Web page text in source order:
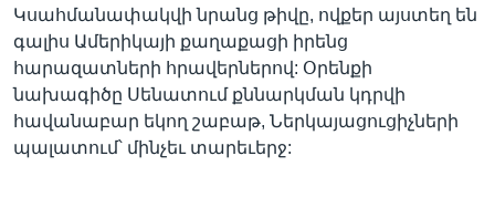
Կսահմանափակվի նրանց թիվը, ովքեր այստեղ են
գալիս Ամերիկայի քաղաքացի իրենց
հարազատների հրավերներով: Օրենքի
նախագիծը Սենատում քննարկման կդրվի
հավանաբար եկող շաբաթ, Ներկայացուցիչների
պալատում՝ մինչեւ տարեւերջ: